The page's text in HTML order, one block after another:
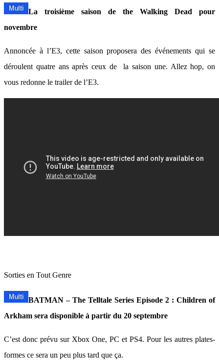
La troisième saison de the Walking Dead pour
novembre
Annoncée à l’E3, cette saison proposera des événements qui se
déroulent quatre ans après ceux de la saison une. Allez hop, on
vous redonne le trailer de l’E3.
Sorties en Tout Genre
BATMAN – The Telltale Series Episode 2 : Children of
Arkham sera disponible à partir du 20 septembre
C’est donc prévu sur Xbox One, PC et PS4. Pour les autres plates-
formes ce sera un peu plus tard que ça.